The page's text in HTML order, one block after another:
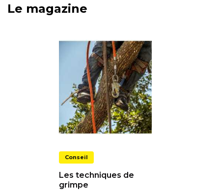
Le magazine
Conseil
Les techniques de
grimpe